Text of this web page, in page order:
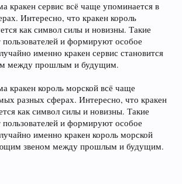
кракен сервис всё чаще упоминается в
Интересно, что кракен король
как символ силы и новизны. Такие
и формируют особое
именно кракен сервис становится
между прошлым и будущим.
кракен король морской всё чаще
разных сферах. Интересно, что кракен
как символ силы и новизны. Такие
и формируют особое
именно кракен король морской
звеном между прошлым и будущим.